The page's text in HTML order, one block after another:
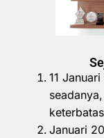
11
Januari